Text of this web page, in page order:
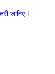
जानिए 1